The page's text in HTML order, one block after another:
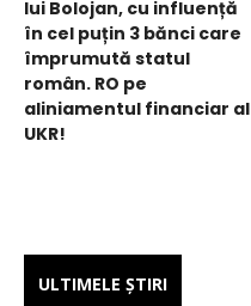
lui Bolojan, cu influență
în cel puțin 3 bănci care
împrumută statul
român. RO pe
aliniamentul financiar al
UKR!
ULTIMELE ŞTIRI